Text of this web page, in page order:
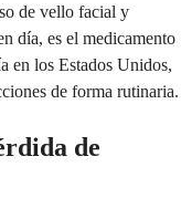
de vello facial y
día, es el medicamento
en los Estados Unidos,
de forma rutinaria.
de